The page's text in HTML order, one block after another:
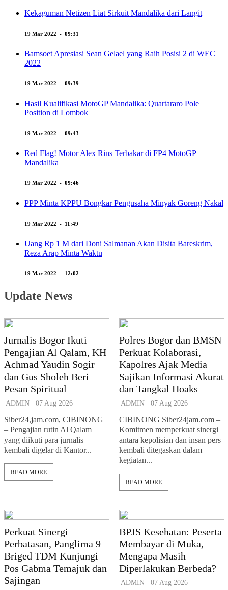
Kekaguman Netizen Liat Sirkuit Mandalika dari Langit
19 Mar 2022 - 09:31
Bamsoet Apresiasi Sean Gelael yang Raih Posisi 2 di WEC
2022
19 Mar 2022 - 09:39
Hasil Kualifikasi MotoGP Mandalika: Quartararo Pole
Position di Lombok
19 Mar 2022 - 09:43
Red Flag! Motor Alex Rins Terbakar di FP4 MotoGP
Mandalika
19 Mar 2022 - 09:46
PPP Minta KPPU Bongkar Pengusaha Minyak Goreng Nakal
19 Mar 2022 - 11:49
Uang Rp 1 M dari Doni Salmanan Akan Disita Bareskrim,
Reza Arap Minta Waktu
19 Mar 2022 - 12:02
Update News
Jurnalis Bogor Ikuti
Pengajian Al Qalam, KH
Achmad Yaudin Sogir
dan Gus Sholeh Beri
Pesan Spiritual
ADMIN 07 Aug 2026
Siber24,jam.com, CIBINONG
– Pengajian rutin Al Qalam
yang diikuti para jurnalis
kembali digelar di Kantor...
READ MORE
Polres Bogor dan BMSN
Perkuat Kolaborasi,
Kapolres Ajak Media
Sajikan Informasi Akurat
dan Tangkal Hoaks
ADMIN 07 Aug 2026
CIBINONG Siber24jam.com –
Komitmen memperkuat sinergi
antara kepolisian dan insan pers
kembali ditegaskan dalam
kegiatan...
READ MORE
Perkuat Sinergi
Perbatasan, Panglima 9
Briged TDM Kunjungi
Pos Gabma Temajuk dan
Sajingan
BPJS Kesehatan: Peserta
Membayar di Muka,
Mengapa Masih
Diperlakukan Berbeda?
ADMIN 07 Aug 2026